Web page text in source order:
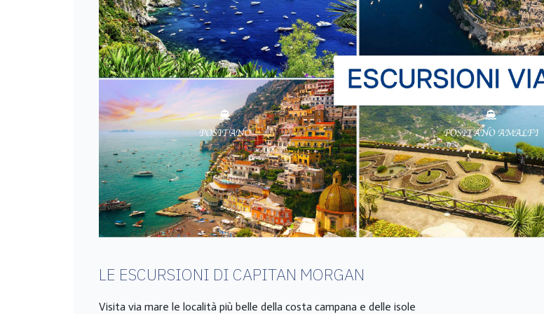
LE ESCURSIONI DI CAPITAN MORGAN
Visita via mare le località più belle della costa campana e delle isole